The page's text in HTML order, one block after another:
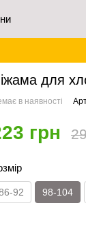
для
в наявності
грн
92 98-104